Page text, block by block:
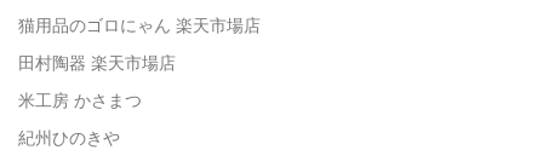
猫用品のゴロにゃん 楽天市場店
田村陶器 楽天市場店
米工房 かさまつ
紀州ひのきや